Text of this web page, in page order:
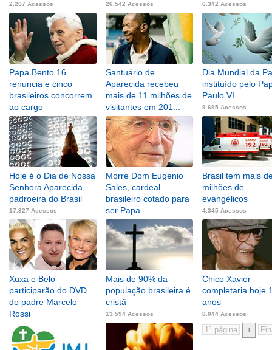
2.207 Acessos 26.542 Acessos 6.342 Acessos
Papa Bento 16
renuncia e cinco
brasileiros concorrem
ao cargo
10.253 Acessos
Santuário de
Aparecida recebeu
mais de 11 milhões de
visitantes em 201...
6.346 Acessos
Dia Mundial da
instituído pelo
Paulo VI
9.695 Acessos
Hoje é o Dia de Nossa
Senhora Aparecida,
padroeira do Brasil
17.327 Acessos
Morre Dom Eugenio
Sales, cardeal
brasileiro cotado para
ser Papa
5.932 Acessos
Brasil tem mais
milhões de
evangélicos
4.345 Acessos
Xuxa e Belo
participarão do DVD
do padre Marcelo
Rossi
8.374 Acessos
Mais de 90% da
população brasileira é
cristã
13.594 Acessos
Chico Xavier
completaria hoje
anos
8.044 Acessos
1